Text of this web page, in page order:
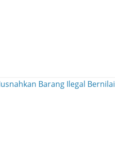
Barang Ilegal Bernilai